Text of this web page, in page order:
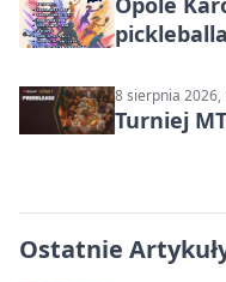
pickleballa
8 sierpnia 2026,
Turniej
Ostatnie